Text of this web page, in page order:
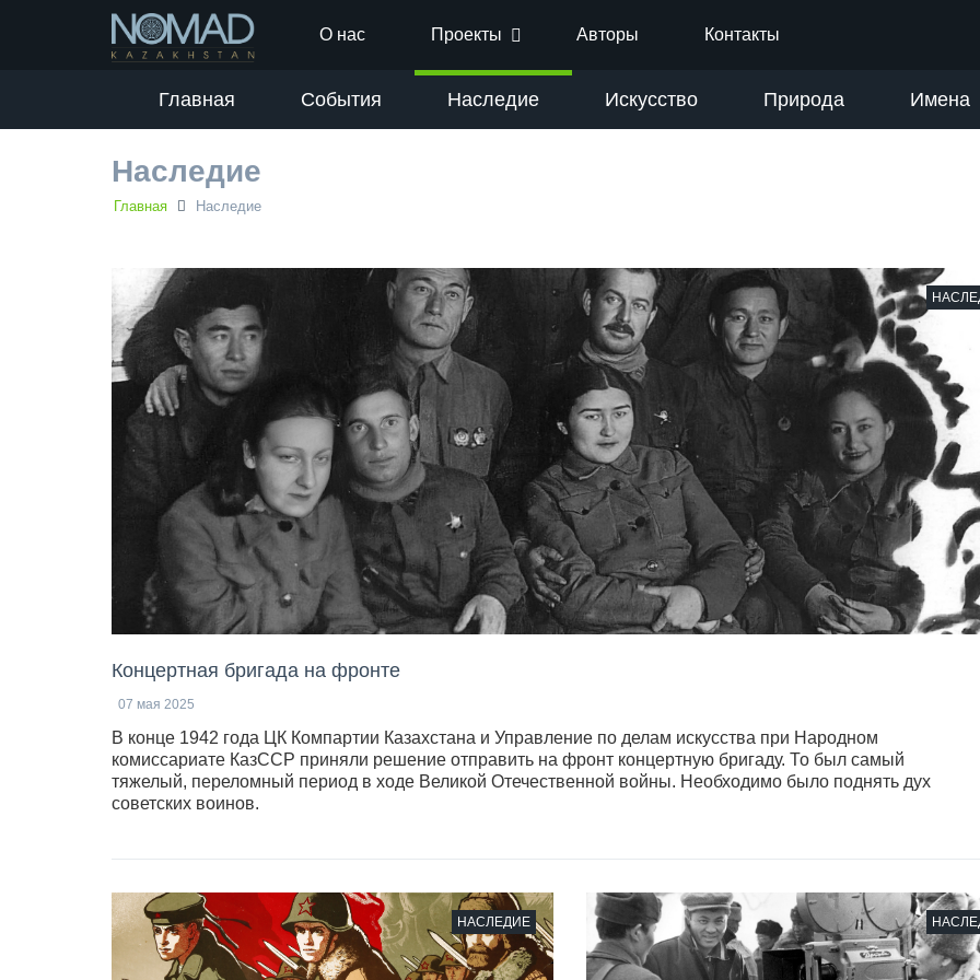
О нас Проекты Авторы Контакты
Главная События Наследие Искусство Природа Имена
Наследие
Главная Наследие
Концертная бригада на фронте
07 мая 2025
В конце 1942 года ЦК Компартии Казахстана и Управление по делам искусства при Народном
комиссариате КазССР приняли решение отправить на фронт концертную бригаду. То был самый
тяжелый, переломный период в ходе Великой Отечественной войны. Необходимо было поднять дух
советских воинов.
НАСЛЕДИЕ